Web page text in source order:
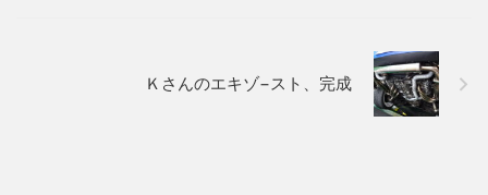
Ｋさんのエキゾ−スト、完成